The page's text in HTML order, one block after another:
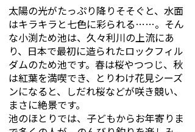
太陽の光がたっぷり降りそそぐと、水面
はキラキラと七色に彩られる……。そん
な小渕ため池は、久々利川の上流にあ
り、日本で最初に造られたロックフィル
ダムのため池です。春は桜やつつじ、秋
は紅葉を満喫でき、とりわけ花見シーズ
ンになると、しだれ桜などが咲き競い、
まさに絶景です。
池のほとりでは、子どもからお年寄りま